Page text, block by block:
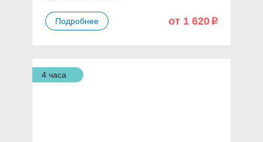
Подробнее от 1 620 p
4 часа